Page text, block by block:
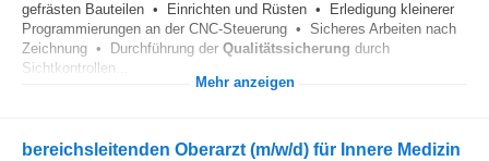
gefrästen Bauteilen • Einrichten und Rüsten • Erledigung kleinerer
Programmierungen an der CNC-Steuerung • Sicheres Arbeiten nach
Zeichnung • Durchführung der Qualitätssicherung durch
Sichtkontrollen...
Mehr anzeigen
bereichsleitenden Oberarzt (m/w/d) für Innere Medizin